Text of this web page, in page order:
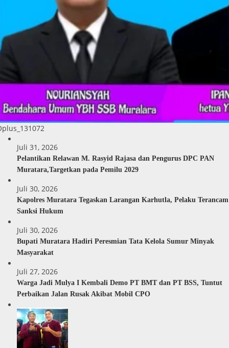
Juli 31, 2026
Pelantikan Relawan M. Rasyid Rajasa dan Pengurus DPC PAN
Muratara,Targetkan pada Pemilu 2029
Juli 30, 2026
Kapolres Muratara Tegaskan Larangan Karhutla, Pelaku Terancam
Sanksi Hukum
Juli 30, 2026
Bupati Muratara Hadiri Peresmian Tata Kelola Sumur Minyak
Masyarakat
Juli 27, 2026
Warga Jadi Mulya I Kembali Demo PT BMT dan PT BSS, Tuntut
Perbaikan Jalan Rusak Akibat Mobil CPO